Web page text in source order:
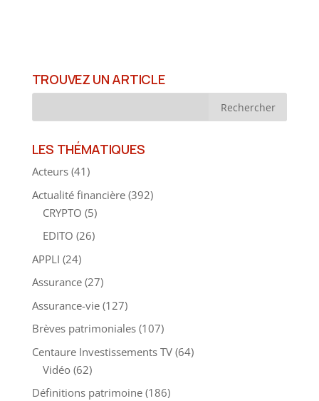
TROUVEZ UN ARTICLE
LES THÉMATIQUES
Acteurs(41)
Actualité financière(392)
CRYPTO (5)
EDITO (26)
APPLI (24)
Assurance(27)
Assurance-vie(127)
Brèves patrimoniales(107)
Centaure Investissements TV(64)
Vidéo(62)
Définitions patrimoine(186)